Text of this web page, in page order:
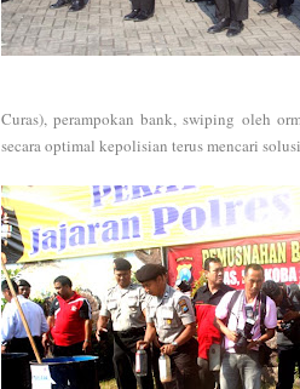
Curas), perampokan bank, swiping oleh
secara optimal kepolisian terus mencari